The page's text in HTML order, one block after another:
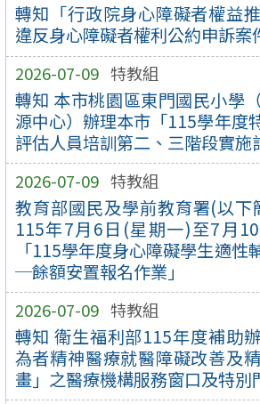
轉知「行政院身心障礙者權益
違反身心障礙者權利公約申訴案
2026-07-09 特教組
轉知 本市桃園區東門國民小學
源中心）辦理本市「115學年度
評估人員培訓第二、三階段實施
2026-07-09 特教組
教育部國民及學前教育署(以
115年7月6日(星期一)至7月
「115學年度身心障礙學生適性
─餘額安置報名作業」
2026-07-09 特教組
轉知 衛生福利部115年度補助
為者精神醫療就醫障礙改善及
畫」之醫療機構服務窗口及特別